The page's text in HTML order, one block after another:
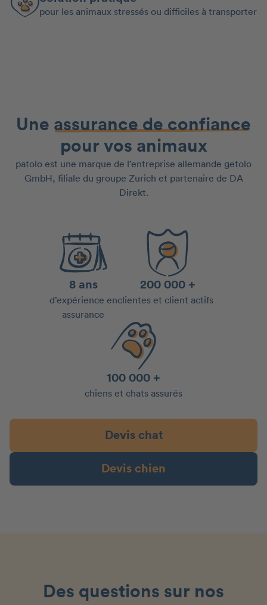
pour les animaux stressés ou difficiles à transporter
Une assurance de confiance
pour vos animaux
patolo est une marque de l’entreprise allemande getolo
GmbH, filiale du groupe Zurich et partenaire de DA
Direkt.
8 ans
d’expérience en
assurance
200 000 +
clientes et client actifs
100 000 +
chiens et chats assurés
Devis chat
Devis chien
Des questions sur nos